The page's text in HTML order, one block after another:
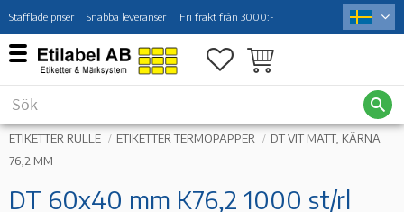
Meny
Stafflade priser Snabba leveranser Fri frakt från 3000:-
Favoriter
Kundvagn
ETIKETTER RULLE ETIKETTER TERMOPAPPER
DT VIT MATT, KÄRNA
76,2 MM
DT 60x40 mm K76,2 1000 st/rl